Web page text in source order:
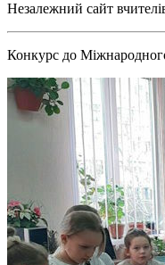
Незалежний сайт
Конкурс до